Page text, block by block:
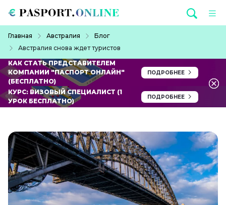
Главная Австралия
Блог
Австралия снова ждет туристов
КАК СТАТЬ ПРЕДСТАВИТЕЛЕМ
КОМПАНИИ "ПАСПОРТ ОНЛАЙН"
(БЕСПЛАТНО)
ПОДРОБНЕЕ
КУРС: ВИЗОВЫЙ СПЕЦИАЛИСТ (1
УРОК БЕСПЛАТНО)
ПОДРОБНЕЕ